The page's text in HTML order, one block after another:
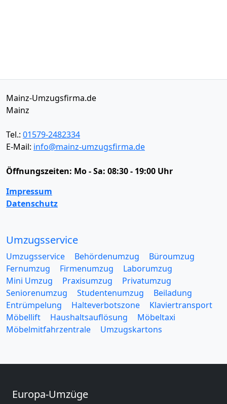
Mainz-Umzugsfirma.de
Mainz
Tel.: 01579-2482334
E-Mail: info@mainz-umzugsfirma.de
Öffnungszeiten: Mo - Sa: 08:30 - 19:00 Uhr
Impressum
Datenschutz
Umzugsservice
Umzugsservice Behördenumzug
Büroumzug
Fernumzug
Firmenumzug
Laborumzug
Mini Umzug
Praxisumzug
Privatumzug
Seniorenumzug
Studentenumzug
Beiladung
Entrümpelung
Halteverbotszone
Klaviertransport
Möbellift
Haushaltsauflösung
Möbeltaxi
Möbelmitfahrzentrale
Umzugskartons
Europa-Umzüge